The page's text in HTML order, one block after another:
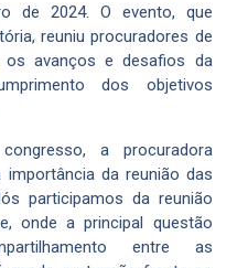
de 2024. O evento, que
reuniu procuradores de
avanços e desafios da
dos objetivos
a procuradora
da reunião das
participamos da reunião
onde a principal questão
entre as